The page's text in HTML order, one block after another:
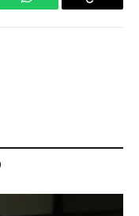
WhatsApp Copy